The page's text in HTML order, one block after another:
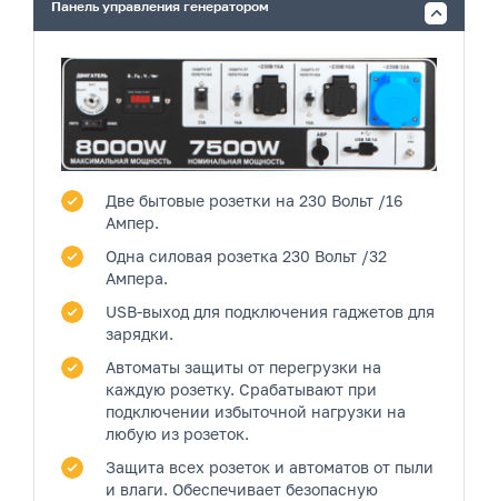
Панель управления генератором
Две бытовые розетки на 230 Вольт /16
Ампер.
Одна силовая розетка 230 Вольт /32
Ампера.
USB-выход для подключения гаджетов для
зарядки.
Автоматы защиты от перегрузки на
каждую розетку. Срабатывают при
подключении избыточной нагрузки на
любую из розеток.
Защита всех розеток и автоматов от пыли
и влаги. Обеспечивает безопасную